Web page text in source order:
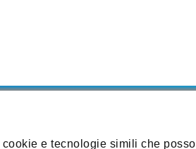
e tecnologie simili che